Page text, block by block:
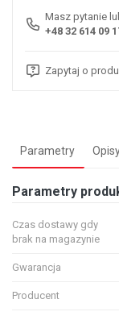
Masz pytanie
+48 32 614 09
Zapytaj o
Parametry
Parametry
Czas dostawy gdy
brak na magazynie
Gwarancja
Producent